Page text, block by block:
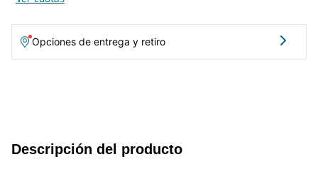
EVOLUZIONE 8.5 BXG • EVOLUZIONE 8.5 SXG • INTELLIGENT
9070 B • INTELLIGENT 9070 BG • INTELLIGENT 9765 G •
INTELLIGENT 9770 B • INTELLIGENT 9770 BG • INTELLIGENT 9770
S • INTELLIGENT 9770 SG • INTELLIGENT 9870 B • INTELLIGENT
9870 BG • INTELLIGENT 9870 DK • INTELLIGENT 9870 DKG •
Opciones de entrega y retiro
Descripción del producto